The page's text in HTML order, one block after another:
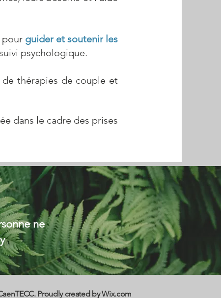
pour guider et soutenir les
psychologique.
de thérapies de couple et
dans le cadre des prises
ne
Proudly created byWix.com